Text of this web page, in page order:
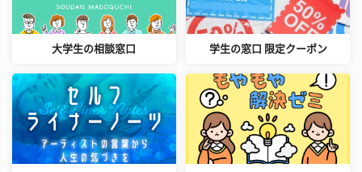
大学生の相談窓口 学生の窓口 限定クーポン